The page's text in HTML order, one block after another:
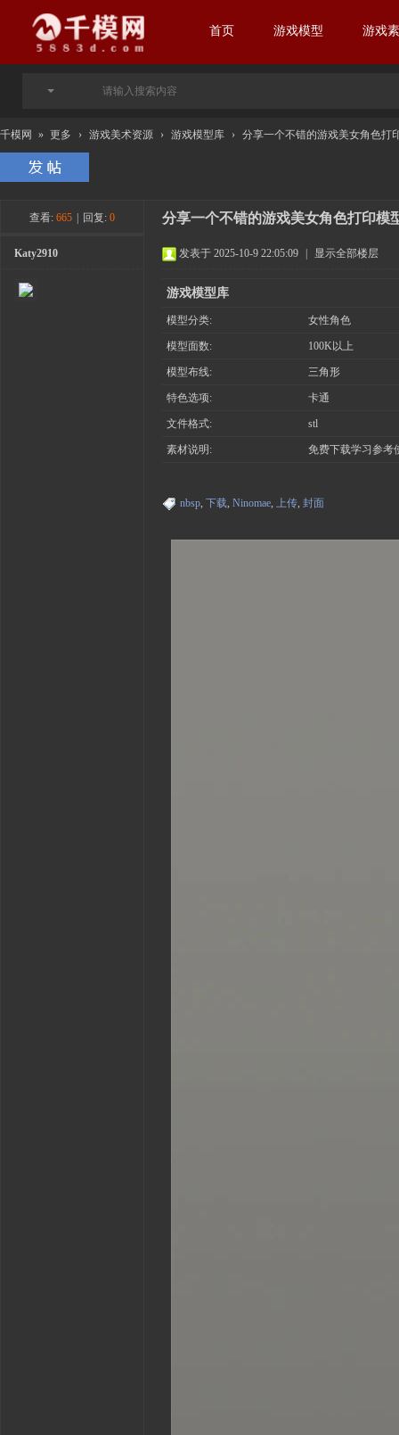
首页 游戏模型 游戏
千模网 » 更多 › 游戏美术资源 › 游戏模型库 › 分享一个不错的游戏美女角色打
查看: 665 回复: 0 分享一个不错的游戏美女角色打印模
Katy2910 发表于 2025-10-9 22:05:09 显示全部楼层
游戏模型库
模型分类: 女性角色
模型面数: 100K以上
模型布线: 三角形
特色选项: 卡通
文件格式: stl
素材说明: 免费下载学习参考
nbsp, 下载, Ninomae, 上传, 封面